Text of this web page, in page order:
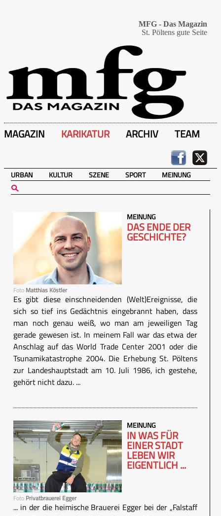
MFG - Das Magazin
St. Pöltens gute Seite
MAGAZIN KARIKATUR ARCHIV TEAM
URBAN KULTUR SZENE SPORT MEINUNG
Foto Matthias Köstler
MEINUNG
DAS ENDE DER
GESCHICHTE?
Es gibt diese einschneidenden (Welt)Ereignisse, die
sich so tief ins Gedächtnis eingebrannt haben, dass
man noch genau weiß, wo man am jeweiligen Tag
gerade gewesen ist. In meinem Fall war das etwa der
Anschlag auf das World Trade Center 2001 oder die
Tsunamikatastrophe 2004. Die Erhebung St. Pöltens
zur Landeshauptstadt am 10. Juli 1986, ich gestehe,
gehört nicht dazu. ...
Foto Privatbrauerei Egger
MEINUNG
IN WAS FÜR
EINER STADT
LEBEN WIR
EIGENTLICH ...
... in der die heimische Brauerei Egger bei der „Falstaff